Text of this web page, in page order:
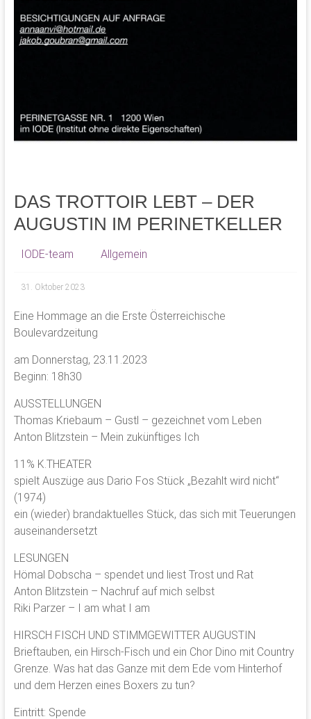
DAS TROTTOIR LEBT – DER
AUGUSTIN IM PERINETKELLER
IODE-team Allgemein
31. Oktober 2023
Eine Hommage an die Erste Österreichische
Boulevardzeitung
am Donnerstag, 23.11.2023
Beginn: 18h30
AUSSTELLUNGEN
Thomas Kriebaum – Gustl – gezeichnet vom Leben
Anton Blitzstein – Mein zukünftiges Ich
11% K.THEATER
spielt Auszüge aus Dario Fos Stück „Bezahlt wird nicht“
(1974)
ein (wieder) brandaktuelles Stück, das sich mit Teuerungen
auseinandersetzt
LESUNGEN
Hömal Dobscha – spendet und liest Trost und Rat
Anton Blitzstein – Nachruf auf mich selbst
Riki Parzer – I am what I am
HIRSCH FISCH UND STIMMGEWITTER AUGUSTIN
Brieftauben, ein Hirsch-Fisch und ein Chor Dino mit Country
Grenze. Was hat das Ganze mit dem Ede vom Hinterhof
und dem Herzen eines Boxers zu tun?
Eintritt: Spende